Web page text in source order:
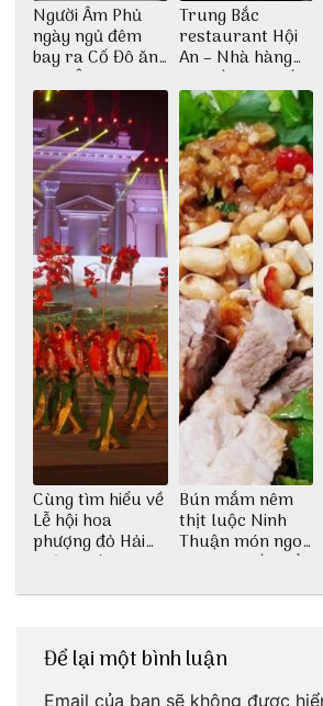
Người Âm Phủ
ngày ngủ đêm
bay ra Cố Đô ăn
Cơm Âm Phủ
Huế
Trung Bắc
restaurant Hội
An – Nhà hàng
cao lầu có thiết
kế vô cùng ấn
tượng giữa lòng
phố Hội
Cùng tìm hiểu về
Lễ hội hoa
phượng đỏ Hải
Phòng với 3vi.vn
Bún mắm nêm
thịt luộc Ninh
Thuận món ngon
dân dã miền biển
Để lại một bình luận
Email của bạn sẽ không được